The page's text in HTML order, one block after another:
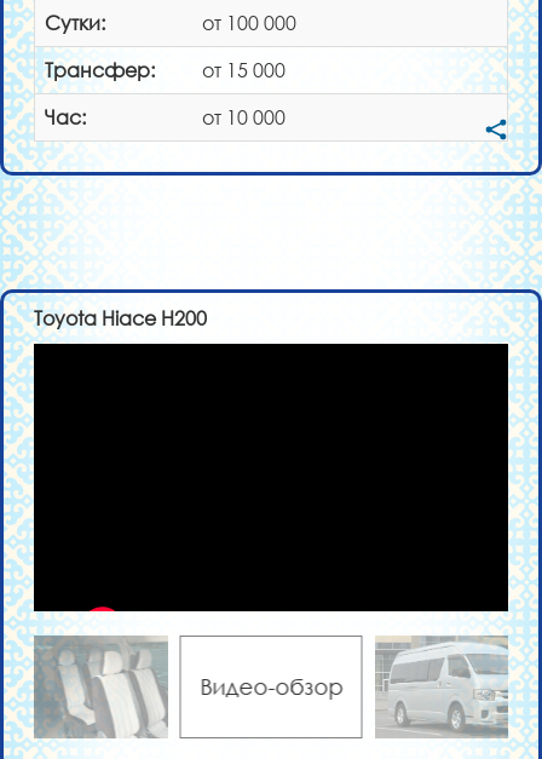
Сутки:
от 100 000
Трансфер:
от 15 000
Час:
от 10 000
Toyota Hiace H200
Видео-обзор